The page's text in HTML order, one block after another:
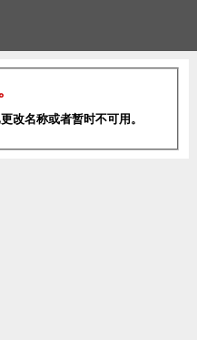
改名称或者暂时不可用。